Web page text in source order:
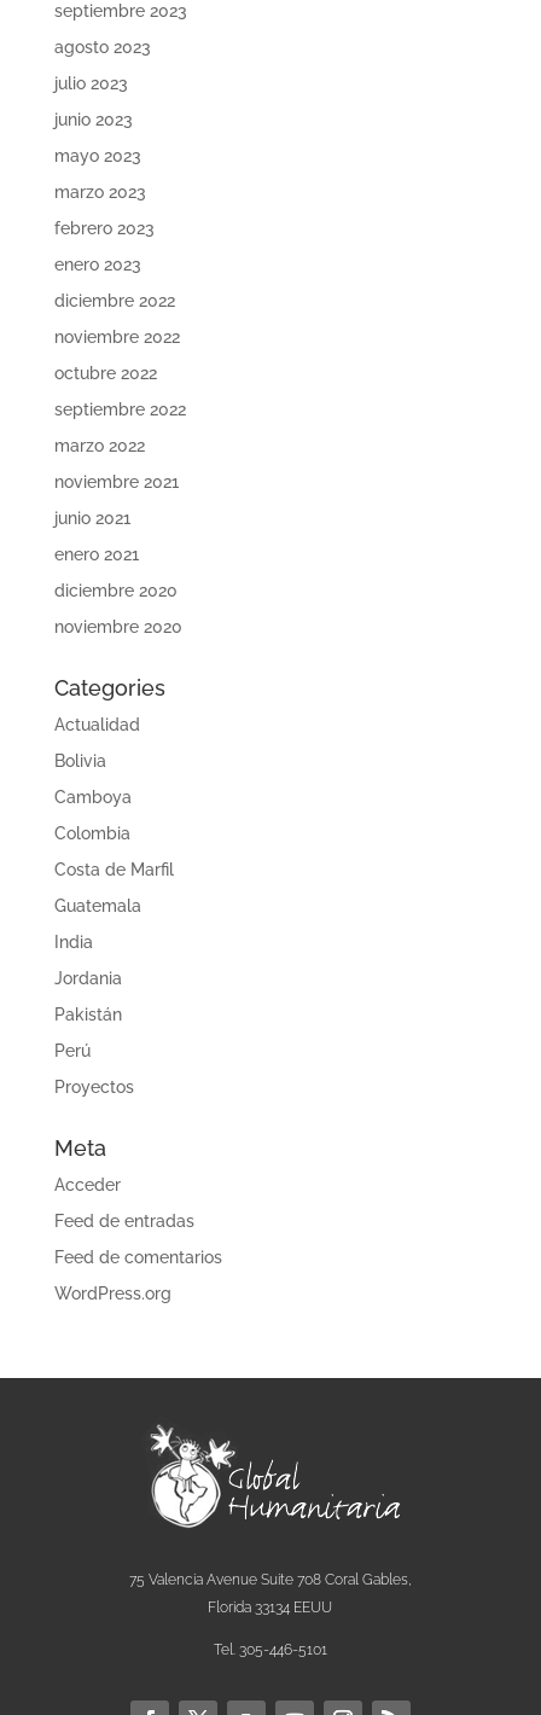
septiembre 2023
agosto 2023
julio 2023
junio 2023
mayo 2023
marzo 2023
febrero 2023
enero 2023
diciembre 2022
noviembre 2022
octubre 2022
septiembre 2022
marzo 2022
noviembre 2021
junio 2021
enero 2021
diciembre 2020
noviembre 2020
Categories
Actualidad
Bolivia
Camboya
Colombia
Costa de Marfil
Guatemala
India
Jordania
Pakistán
Perú
Proyectos
Meta
Acceder
Feed de entradas
Feed de comentarios
WordPress.org
75 Valencia Avenue Suite 708 Coral Gables,
Florida 33134 EEUU
Tel. 305-446-5101